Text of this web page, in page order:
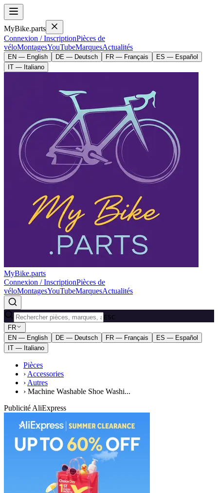
MyBike.parts
Connexion / InscriptionPièces de
véloMontagesYouTubeMarquesActualités
EN — English DE — Deutsch FR — Français
ES — Español
IT — Italiano
MyBike.parts
Connexion / InscriptionPièces de
véloMontagesYouTubeMarquesActualités
ESC
FR
EN — English
DE — Deutsch FR — Français
ES — Español
IT — Italiano
Pièces
› Accessories
› Autres
› Machine Washable Shoe Washi...
Publicité AliExpress